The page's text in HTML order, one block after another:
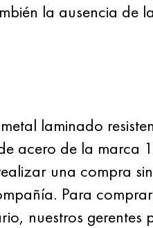
la ausencia de
laminado
acero de la marca
una compra
Para
nuestros gerentes